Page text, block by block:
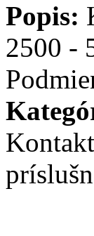
Popis:
2500 -